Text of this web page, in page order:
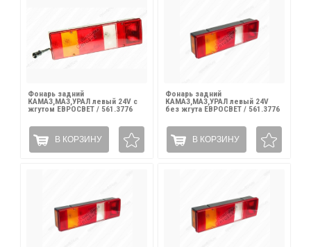
Фонарь задний
КАМАЗ,МАЗ,УРАЛ левый 24V с
жгутом ЕВРОСВЕТ / 561.3776
В КОРЗИНУ
Фонарь задний
КАМАЗ,МАЗ,УРАЛ левый 24V
без жгута ЕВРОСВЕТ / 561.3776
В КОРЗИНУ